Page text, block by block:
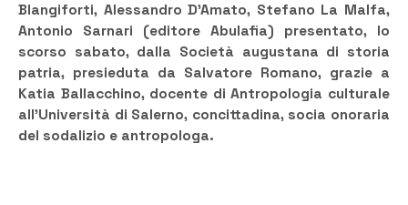
Blangiforti, Alessandro D’Amato, Stefano La Malfa,
Antonio Sarnari (editore Abulafia) presentato, lo
scorso sabato, dalla Società augustana di storia
patria, presieduta da Salvatore Romano, grazie a
Katia Ballacchino, docente di Antropologia culturale
all’Università di Salerno, concittadina, socia onoraria
del sodalizio e antropologa.